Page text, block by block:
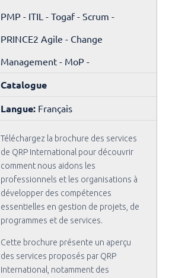
PMP - ITIL - Togaf - Scrum -
PRINCE2 Agile - Change
Management - MoP -
Catalogue
Langue: Français
Téléchargez la brochure des services
de QRP International pour découvrir
comment nous aidons les
professionnels et les organisations à
développer des compétences
essentielles en gestion de projets, de
programmes et de services.
Cette brochure présente un aperçu
des services proposés par QRP
International, notamment des